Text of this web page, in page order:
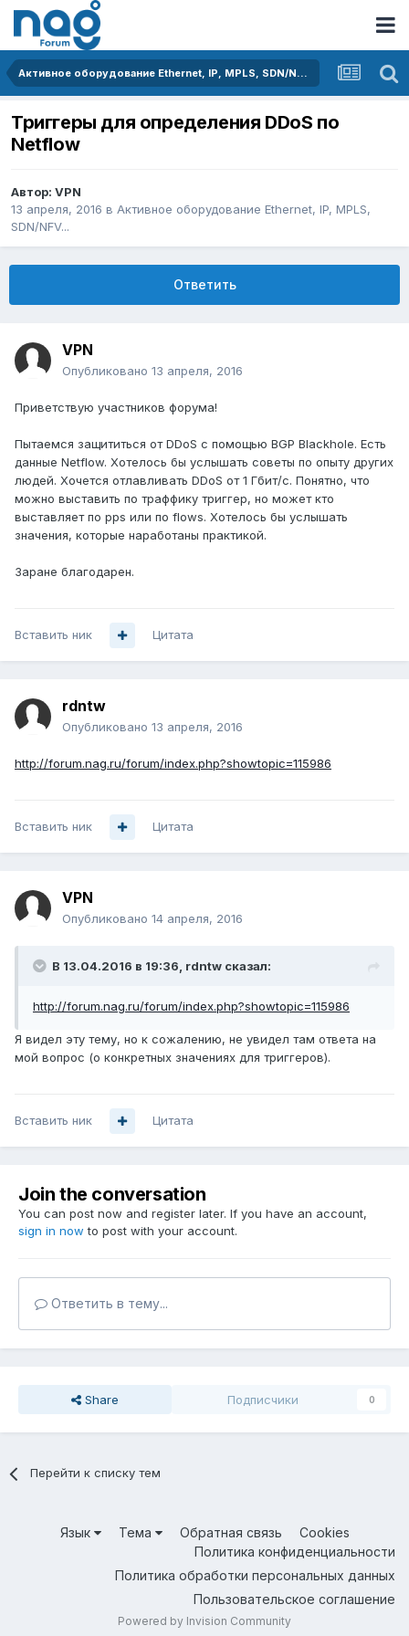
Активное оборудование Ethernet, IP, MPLS, SDN/NFV...
Триггеры для определения DDoS по
Netflow
Автор: VPN
13 апреля, 2016 в Активное оборудование Ethernet, IP, MPLS,
SDN/NFV...
Ответить
VPN
Опубликовано 13 апреля, 2016
Приветствую участников форума!
Пытаемся защититься от DDoS с помощью BGP Blackhole. Есть
данные Netflow. Хотелось бы услышать советы по опыту других
людей. Хочется отлавливать DDoS от 1 Гбит/с. Понятно, что
можно выставить по траффику триггер, но может кто
выставляет по pps или по flows. Хотелось бы услышать
значения, которые наработаны практикой.
Заране благодарен.
Вставить ник Цитата
rdntw
Опубликовано 13 апреля, 2016
http://forum.nag.ru/forum/index.php?showtopic=115986
Вставить ник Цитата
VPN
Опубликовано 14 апреля, 2016
В 13.04.2016 в 19:36, rdntw сказал:
http://forum.nag.ru/forum/index.php?showtopic=115986
Я видел эту тему, но к сожалению, не увидел там ответа на
мой вопрос (о конкретных значениях для триггеров).
Вставить ник Цитата
Join the conversation
You can post now and register later. If you have an account,
sign in now to post with your account.
Ответить в тему...
Share Подписчики 0
Перейти к списку тем
Язык Тема Обратная связь
Cookies
Политика конфиденциальности
Политика обработки персональных данных
Пользовательское соглашение
Powered by Invision Community